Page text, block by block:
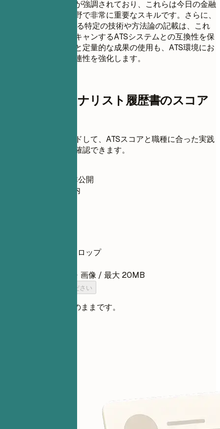
発における専門知識が強調されており、これらは今日の金融
コンプライアンス分野で非常に重要なスキルです。さらに、
AML分析で使用される特定の技術や方法論の記載は、これ
らのキーワードをスキャンするATSシステムとの互換性を保
証します。行動動詞と定量的な成果の使用も、ATS環境にお
ける職務経歴書の関連性を強化します。
シニアAMLアナリスト履歴書のスコア
履歴書をアップロードして、ATSスコアと職種に合った実践
的な改善点をすぐに確認できます。
初期設定で非公開
通常30秒以内
ここに履歴書をドロップ
PDF・DOCX・TXT・画像 / 最大 20MB
履歴書を追加してください
ファイルは非公開のままです。